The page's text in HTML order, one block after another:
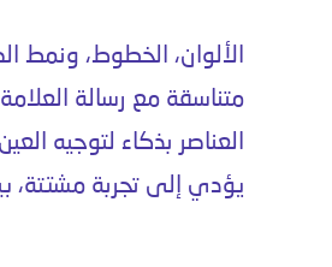
الألوان، الخطوط، ونمط
متناسقة مع رسالة
العناصر بذكاء لتوجيه
يؤدي إلى تجربة مشتتة،